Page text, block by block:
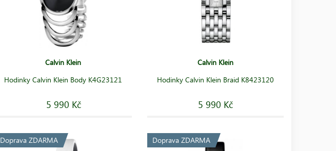
Calvin Klein
Hodinky Calvin Klein Body K4G23121
5 990 Kč
Calvin Klein
Hodinky Calvin Klein Braid K8423120
5 990 Kč
Doprava ZDARMA Doprava ZDARMA